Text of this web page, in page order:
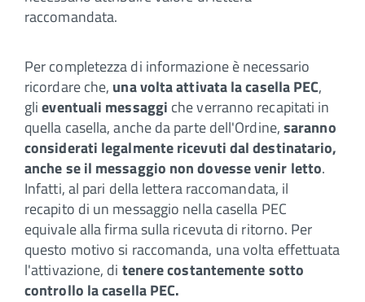
raccomandata.
Per completezza di informazione è necessario
ricordare che, una volta attivata la casella PEC,
glieventuali messaggi che verranno recapitati in
quella casella, anche da parte dell'Ordine,saranno
considerati legalmente ricevuti dal destinatario,
anche se il messaggio non dovesse venir letto.
Infatti, al pari della lettera raccomandata, il
recapito di un messaggio nella casella PEC
equivale alla firma sulla ricevuta di ritorno. Per
questo motivo si raccomanda, una volta effettuata
l'attivazione, di tenere costantemente sotto
controllo la casella PEC.